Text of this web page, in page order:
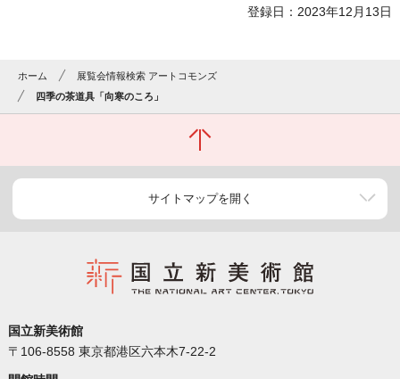
登録日：2023年12月13日
ホーム
展覧会情報検索 アートコモンズ
四季の茶道具「向寒のころ」
サイトマップを開く
国立新美術館
〒106-8558 東京都港区六本木7-22-2